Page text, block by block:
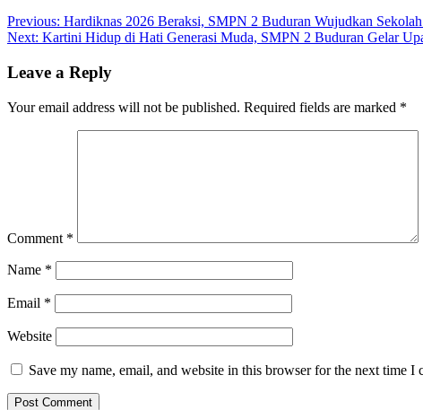
Post
navigation
Previous: Hardiknas 2026 Beraksi, SMPN 2 Buduran Wujudkan
Next: Kartini Hidup di Hati Generasi Muda, SMPN 2 Buduran Gelar
Leave a Reply
Your email address will not be published. Required fields are marked *
Comment *
Name *
Email *
Website
Save my name, email, and website in this browser for the next time I